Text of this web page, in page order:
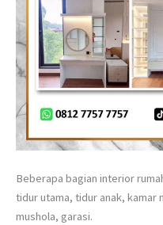
Beberapa bagian interior
tidur utama, tidur anak, kamar
mushola, garasi.